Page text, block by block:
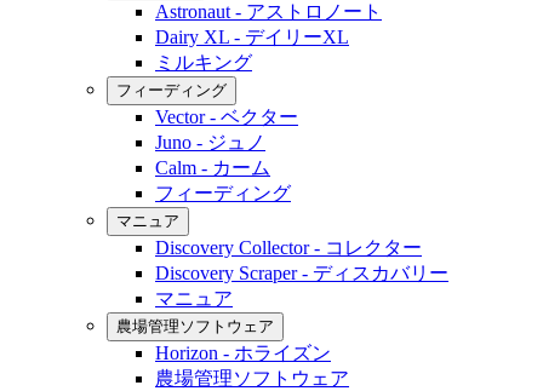
Astronaut - アストロノート
Dairy XL - デイリーXL
ミルキング
フィーディング
Vector - ベクター
Juno - ジュノ
Calm - カーム
フィーディング
マニュア
Discovery Collector - コレクター
Discovery Scraper - ディスカバリー
マニュア
農場管理ソフトウェア
Horizon - ホライズン
農場管理ソフトウェア